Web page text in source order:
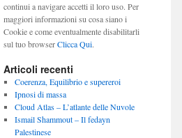
continui a navigare accetti il loro uso. Per
maggiori informazioni su cosa siano i
Cookie e come eventualmente disabilitarli
sul tuo browserClicca Qui.
Articoli recenti
Coerenza, Equilibrio e supereroi
Ipnosi di massa
Cloud Atlas – L’atlante delle Nuvole
Ismail Shammout – Il fedayn
Palestinese